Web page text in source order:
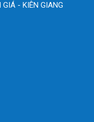
- KIÊN GIANG